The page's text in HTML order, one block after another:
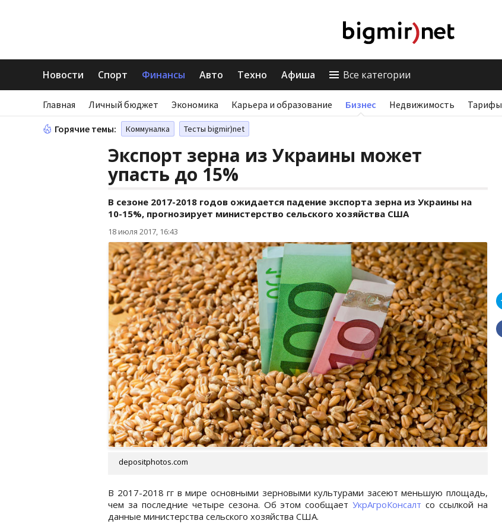
Новости Спорт Финансы Авто Техно Афиша Все категории
Главная Личный бюджет Экономика Карьера и образование Бизнес Недвижимость Тарифы
Горячие темы: Коммуналка Тесты bigmir)net
Экспорт зерна из Украины может
упасть до 15%
В сезоне 2017-2018 годов ожидается падение экспорта зерна из Украины на
10-15%, прогнозирует министерство сельского хозяйства США
18 июля 2017, 16:43
depositphotos.com
В 2017-2018 гг в мире основными зерновыми культурами засеют меньшую площадь,
чем за последние четыре сезона. Об этом сообщаетУкрАгроКонсалт со ссылкой на
данные министерства сельского хозяйства США.